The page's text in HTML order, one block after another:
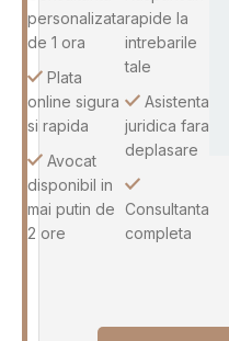
personalizata
de 1 ora
Plata
online sigura
si rapida
Avocat
disponibil in
mai putin de
2 ore
rapide la
intrebarile
tale
Asistenta
juridica fara
deplasare
Consultanta
completa